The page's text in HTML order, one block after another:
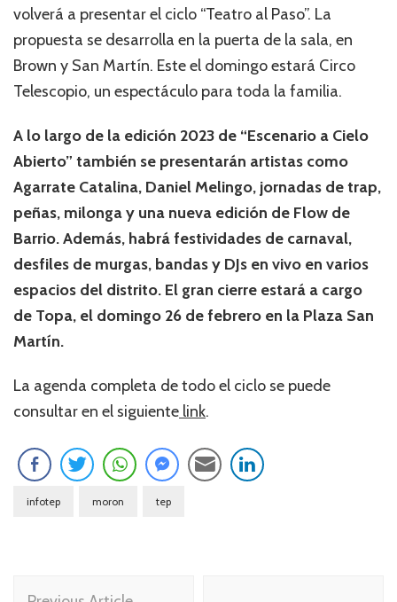
volverá a presentar el ciclo “Teatro al Paso”. La
propuesta se desarrolla en la puerta de la sala, en
Brown y San Martín. Este el domingo estará Circo
Telescopio, un espectáculo para toda la familia.
A lo largo de la edición 2023 de “Escenario a Cielo
Abierto” también se presentarán artistas como
Agarrate Catalina, Daniel Melingo, jornadas de trap,
peñas, milonga y una nueva edición de Flow de
Barrio. Además, habrá festividades de carnaval,
desfiles de murgas, bandas y DJs en vivo en varios
espacios del distrito. El gran cierre estará a cargo
de Topa, el domingo 26 de febrero en la Plaza San
Martín.
La agenda completa de todo el ciclo se puede
consultar en el siguiente link.
infotep moron tep
Navegación